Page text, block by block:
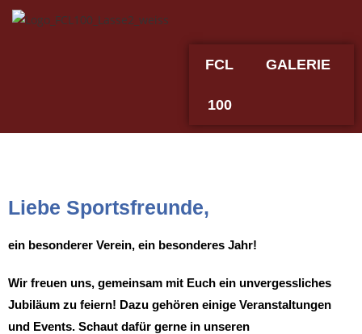
FCL
100
GALERIE
Liebe Sportsfreunde,
ein besonderer Verein, ein besonderes Jahr!
Wir freuen uns, gemeinsam mit Euch ein unvergessliches
Jubiläum zu feiern! Dazu gehören einige Veranstaltungen
und Events. Schaut dafür gerne in unseren